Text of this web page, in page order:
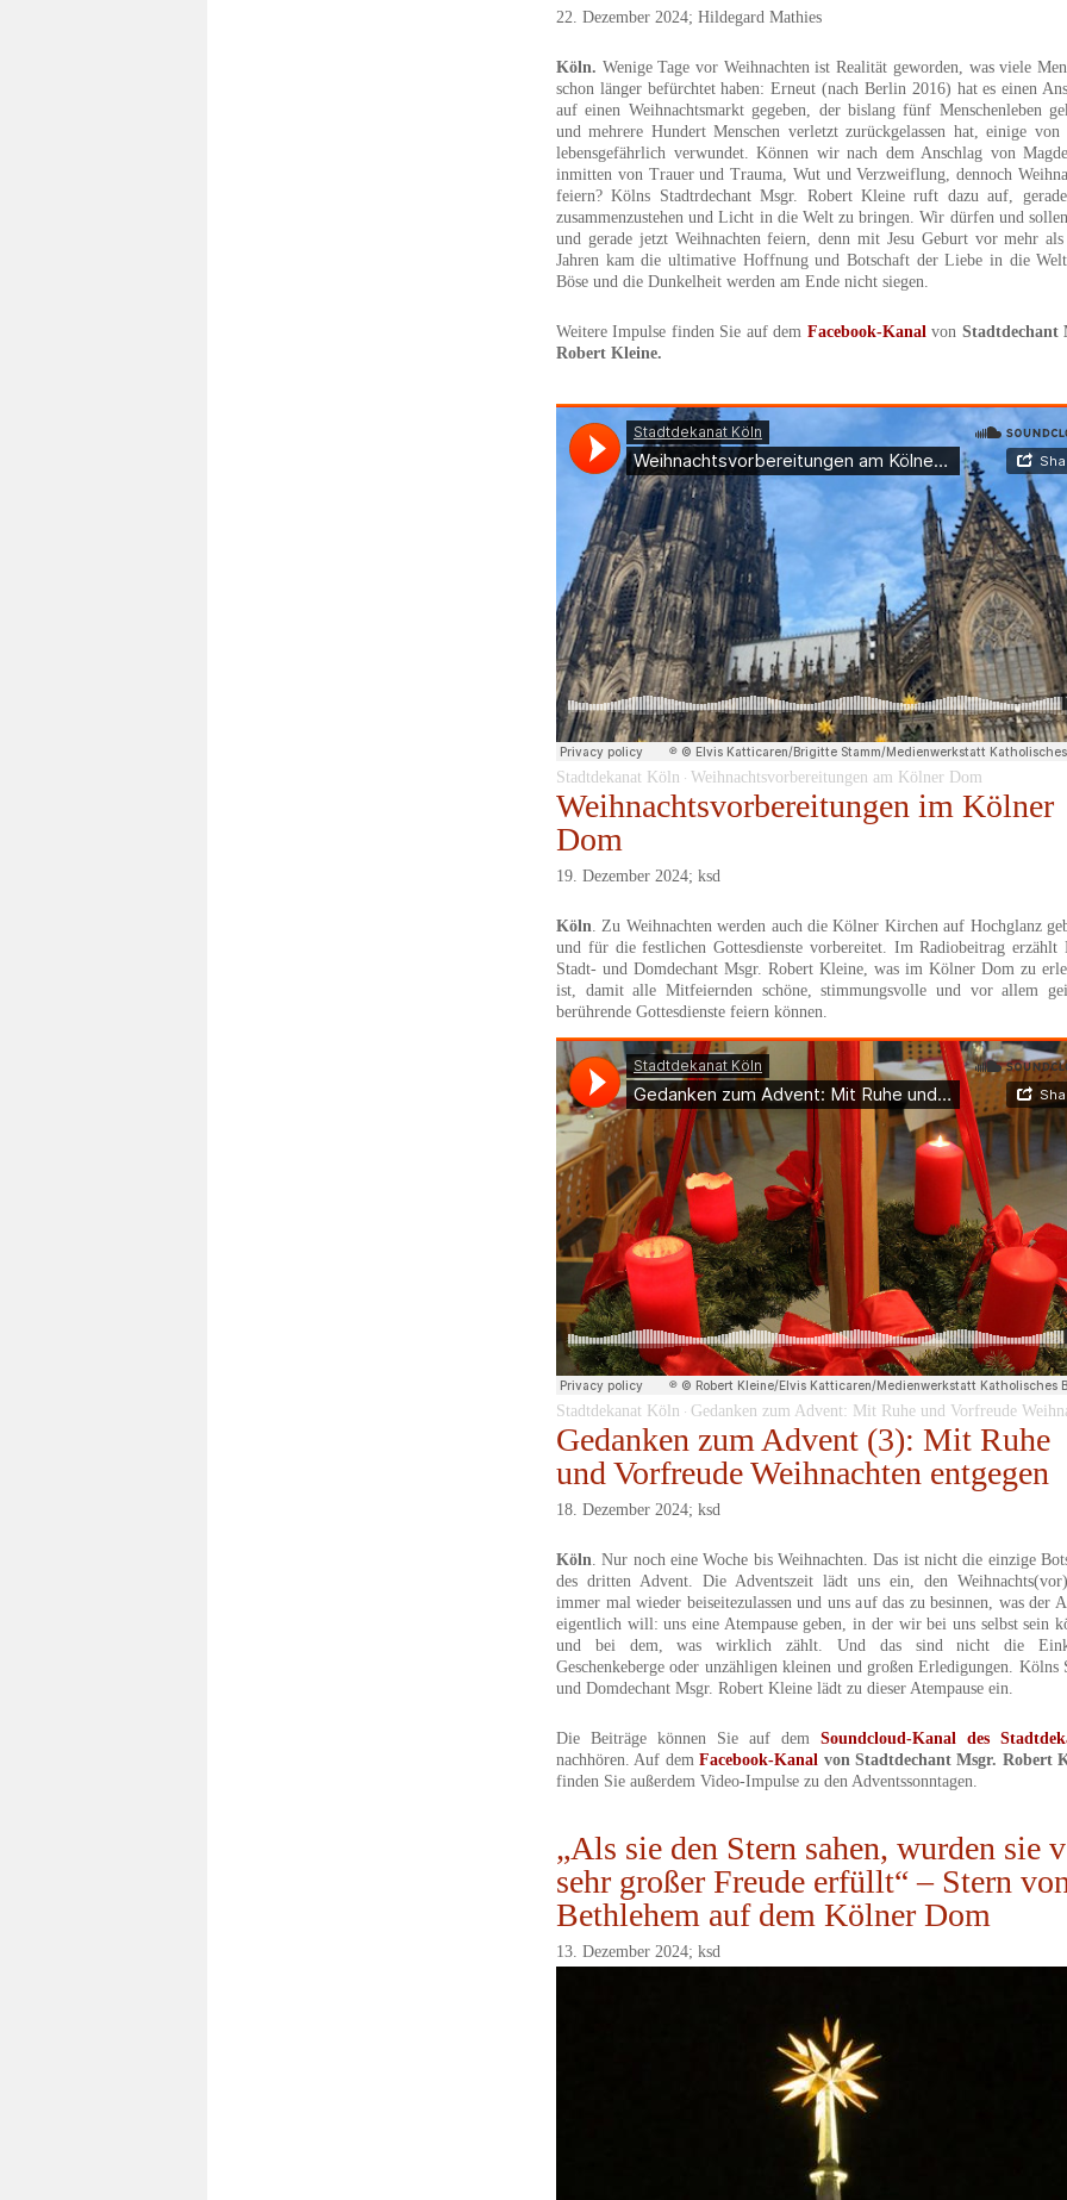
22. Dezember 2024; Hildegard Mathies
Köln. Wenige Tage vor Weihnachten ist Realität geworden, was viele
schon länger befürchtet haben: Erneut (nach Berlin 2016) hat es einen
auf einen Weihnachtsmarkt gegeben, der bislang fünf Menschenleben
und mehrere Hundert Menschen verletzt zurückgelassen hat, einige von
lebensgefährlich verwundet. Können wir nach dem Anschlag von
inmitten von Trauer und Trauma, Wut und Verzweiflung, dennoch
feiern? Kölns Stadtrdechant Msgr. Robert Kleine ruft dazu auf,
zusammenzustehen und Licht in die Welt zu bringen. Wir dürfen und
und gerade jetzt Weihnachten feiern, denn mit Jesu Geburt vor mehr
Jahren kam die ultimative Hoffnung und Botschaft der Liebe in die
Böse und die Dunkelheit werden am Ende nicht siegen.
Weitere Impulse finden Sie auf dem Facebook-Kanal von Stadtdechant
Robert Kleine.
Stadtdekanat Köln · Weihnachtsvorbereitungen am Kölner Dom
Weihnachtsvorbereitungen im Kölner
Dom
19. Dezember 2024; ksd
Köln. Zu Weihnachten werden auch die Kölner Kirchen auf Hochglanz
und für die festlichen Gottesdienste vorbereitet. Im Radiobeitrag erzählt
Stadt- und Domdechant Msgr. Robert Kleine, was im Kölner Dom zu
ist, damit alle Mitfeiernden schöne, stimmungsvolle und vor allem
berührende Gottesdienste feiern können.
Stadtdekanat Köln · Gedanken zum Advent: Mit Ruhe und Vorfreude Weihnachten
Gedanken zum Advent (3): Mit Ruhe
und Vorfreude Weihnachten entgegen
18. Dezember 2024; ksd
Köln. Nur noch eine Woche bis Weihnachten. Das ist nicht die einzige
des dritten Advent. Die Adventszeit lädt uns ein, den
immer mal wieder beiseitezulassen und uns auf das zu besinnen, was der
eigentlich will: uns eine Atempause geben, in der wir bei uns selbst sein
und bei dem, was wirklich zählt. Und das sind nicht die
Geschenkeberge oder unzähligen kleinen und großen Erledigungen. Kölns
und Domdechant Msgr. Robert Kleine lädt zu dieser Atempause ein.
Die Beiträge können Sie auf dem Soundcloud-Kanal des
nachhören. Auf demFacebook-Kanal von Stadtdechant Msgr. Robert
finden Sie außerdem Video-Impulse zu den Adventssonntagen.
„Als sie den Stern sahen, wurden sie
sehr großer Freude erfüllt“ – Stern
Bethlehem auf dem Kölner Dom
13. Dezember 2024; ksd